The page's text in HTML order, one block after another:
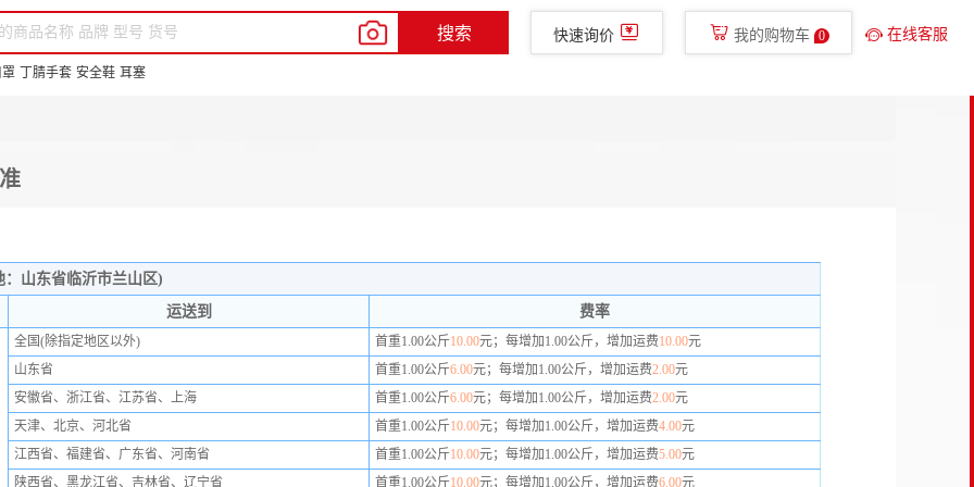
我的新明辉 客户服务 帮助中心 免费服务热线 400-780-8577
搜索
丁腈手套 安全鞋 耳塞
快速询价 我的购物车 0 在线客服
品牌中心 供应商合作 新豆商城 金融服务 走进新明辉 直播
：山东省临沂市兰山区)
运送到
费率
全国(除指定地区以外) 首重1.00公斤10.00元；每增加1.00公斤，增加运费10.00元
山东省
首重1.00公斤6.00元；每增加1.00公斤，增加运费2.00元
安徽省、浙江省、江苏省、上海
首重1.00公斤6.00元；每增加1.00公斤，增加运费2.00元
天津、北京、河北省
首重1.00公斤10.00元；每增加1.00公斤，增加运费4.00元
江西省、福建省、广东省、河南省
首重1.00公斤10.00元；每增加1.00公斤，增加运费5.00元
陕西省、黑龙江省、吉林省、辽宁省
首重1.00公斤10.00元；每增加1.00公斤，增加运费6.00元